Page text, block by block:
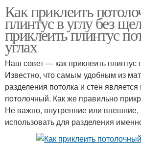
Как приклеить
плинтус в углу без
приклеить плинтус
углах
Наш совет — как приклеить плинтус
Известно, что самым удобным из
разделения потолка и стен является
потолочный. Как же правильно
Не важно, внутренние или внешние,
использовать для разделения